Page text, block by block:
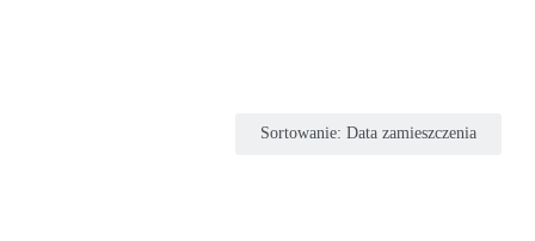
Sortowanie: Data zamieszczenia